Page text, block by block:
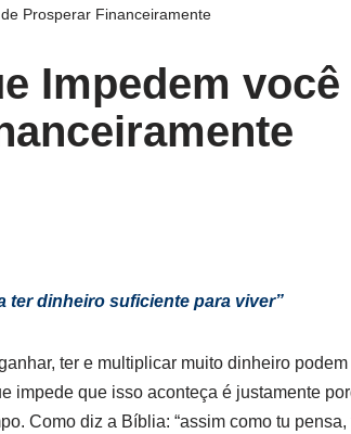
Prosperar Financeiramente
Impedem você
ter dinheiro suficiente para viver”
ter e multiplicar muito dinheiro
impede que isso aconteça é justamente
Como diz a Bíblia: “assim como tu pensa,